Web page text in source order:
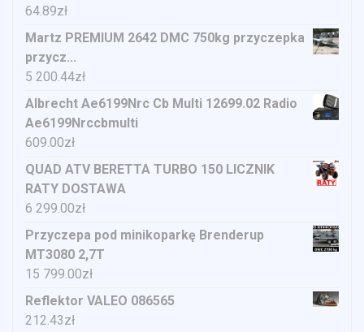
64.89zł
Martz PREMIUM 2642 DMC 750kg przyczepka
przycz...
5 200.44zł
Albrecht Ae6199Nrc Cb Multi 12699.02 Radio
Ae6199Nrccbmulti
609.00zł
QUAD ATV BERETTA TURBO 150 LICZNIK
RATY DOSTAWA
6 299.00zł
Przyczepa pod minikoparkę Brenderup
MT3080 2,7T
15 799.00zł
Reflektor VALEO 086565
212.43zł